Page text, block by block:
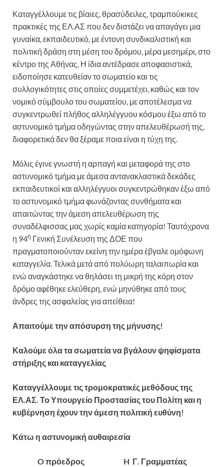
Καταγγέλλουμε τις βίαιες, θρασύδειλες, τραμπούκικες
πρακτικές της ΕΛ.ΑΣ που δεν διστάζει να απαγάγει μια
γυναίκα, εκπαιδευτικό, με έντονη συνδικαλιστική και
πολιτική δράση στη μέση του δρόμου, μέρα μεσημέρι, στο
κέντρο της Αθήνας. Η ίδια αντέδρασε αποφασιστικά,
ειδοποίησε κατευθείαν το σωματείο και τις
συλλογικότητες στις οποίες συμμετέχει, καθώς και τον
νομικό σύμβουλο του σωματείου, με αποτέλεσμα να
συγκεντρωθεί πλήθος αλληλέγγυου κόσμου έξω από το
αστυνομικό τμήμα οδηγώντας στην απελευθέρωσή της,
διαφορετικά δεν θα ξέραμε ποια είναι η τύχη της.
Μόλις έγινε γνωστή η αρπαγή και μεταφορά της στο
αστυνομικό τμήμα με άμεσα αντανακλαστικά δεκάδες
εκπαιδευτικοί και αλληλέγγυοι συγκεντρώθηκαν έξω από
το αστυνομικό τμήμα φωνάζοντας συνθήματα και
απαιτώντας την άμεση απελευθέρωση της
συναδέλφισσας μας χωρίς καμία κατηγορία! Ταυτόχρονα
η 94η Γενική Συνέλευση της ΔΟΕ που
πραγματοποιούνταν εκείνη την ημέρα έβγαλε ομόφωνη
καταγγελία. Τελικά μετά από πολύωρη ταλαιπωρία και
ενώ αναγκάστηκε να θηλάσει τη μικρή της κόρη στον
δρόμο αφέθηκε ελεύθερη, ενώ μηνύθηκε από τους
άνδρες της ασφαλείας για απείθεια!
Απαιτούμε την απόσυρση της μήνυσης!
Καλούμε όλα τα σωματεία να βγάλουν ψηφίσματα
στήριξης και καταγγελίας
Καταγγέλλουμε τις τρομοκρατικές μεθόδους της
ΕΛ.ΑΣ. Το Υπουργείο Προστασίας του Πολίτη και η
κυβέρνηση έχουν την άμεση πολιτική ευθύνη!
Κάτω η αστυνομική αυθαιρεσία
O πρόεδρος H Γ. Γραμματέας